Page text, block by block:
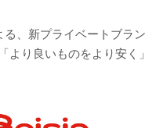
る、新プライベートブラン
り良いものをより安く」